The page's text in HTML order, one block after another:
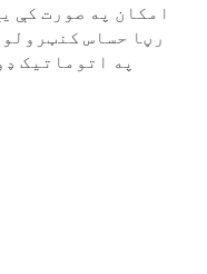
امکان په صورت کې
رڼا حساس
په اتوماتيک